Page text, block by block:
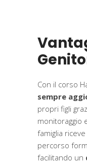
Con il corso
sempre
propri figli
monitoraggio
famiglia
percorso
facilitando un